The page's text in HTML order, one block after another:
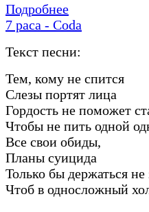
Подробнее
7 раса - Coda
Текст песни:
Тем, кому не спится
Слезы портят лица
Гордость не поможет
Чтобы не пить одной
Все свои обиды,
Планы суицида
Только бы держаться не
Чтоб в односложный